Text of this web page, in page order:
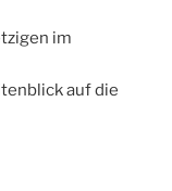
im
auf die